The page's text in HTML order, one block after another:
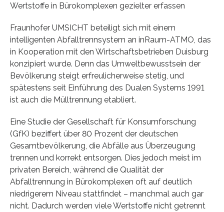
Wertstoffe in Bürokomplexen gezielter erfassen
Fraunhofer UMSICHT beteiligt sich mit einem
intelligenten Abfalltrennsystem an inRaum-ATMO, das
in Kooperation mit den Wirtschaftsbetrieben Duisburg
konzipiert wurde. Denn das Umweltbewusstsein der
Bevölkerung steigt erfreulicherweise stetig, und
spätestens seit Einführung des Dualen Systems 1991
ist auch die Mülltrennung etabliert.
Eine Studie der Gesellschaft für Konsumforschung
(GfK) beziffert über 80 Prozent der deutschen
Gesamtbevölkerung, die Abfälle aus Überzeugung
trennen und korrekt entsorgen. Dies jedoch meist im
privaten Bereich, während die Qualität der
Abfalltrennung in Bürokomplexen oft auf deutlich
niedrigerem Niveau stattfindet – manchmal auch gar
nicht. Dadurch werden viele Wertstoffe nicht getrennt